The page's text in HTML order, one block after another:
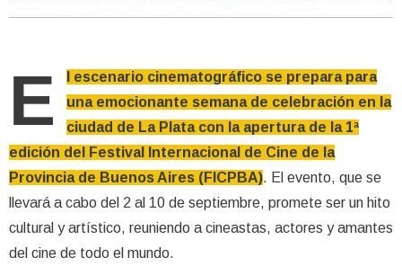
E
l escenario cinematográfico se prepara para
una emocionante semana de celebración en la
ciudad de La Plata con la apertura de la 1ª
edición del Festival Internacional de Cine de la
Provincia de Buenos Aires (FICPBA). El evento, que se
llevará a cabo del 2 al 10 de septiembre, promete ser un hito
cultural y artístico, reuniendo a cineastas, actores y amantes
del cine de todo el mundo.